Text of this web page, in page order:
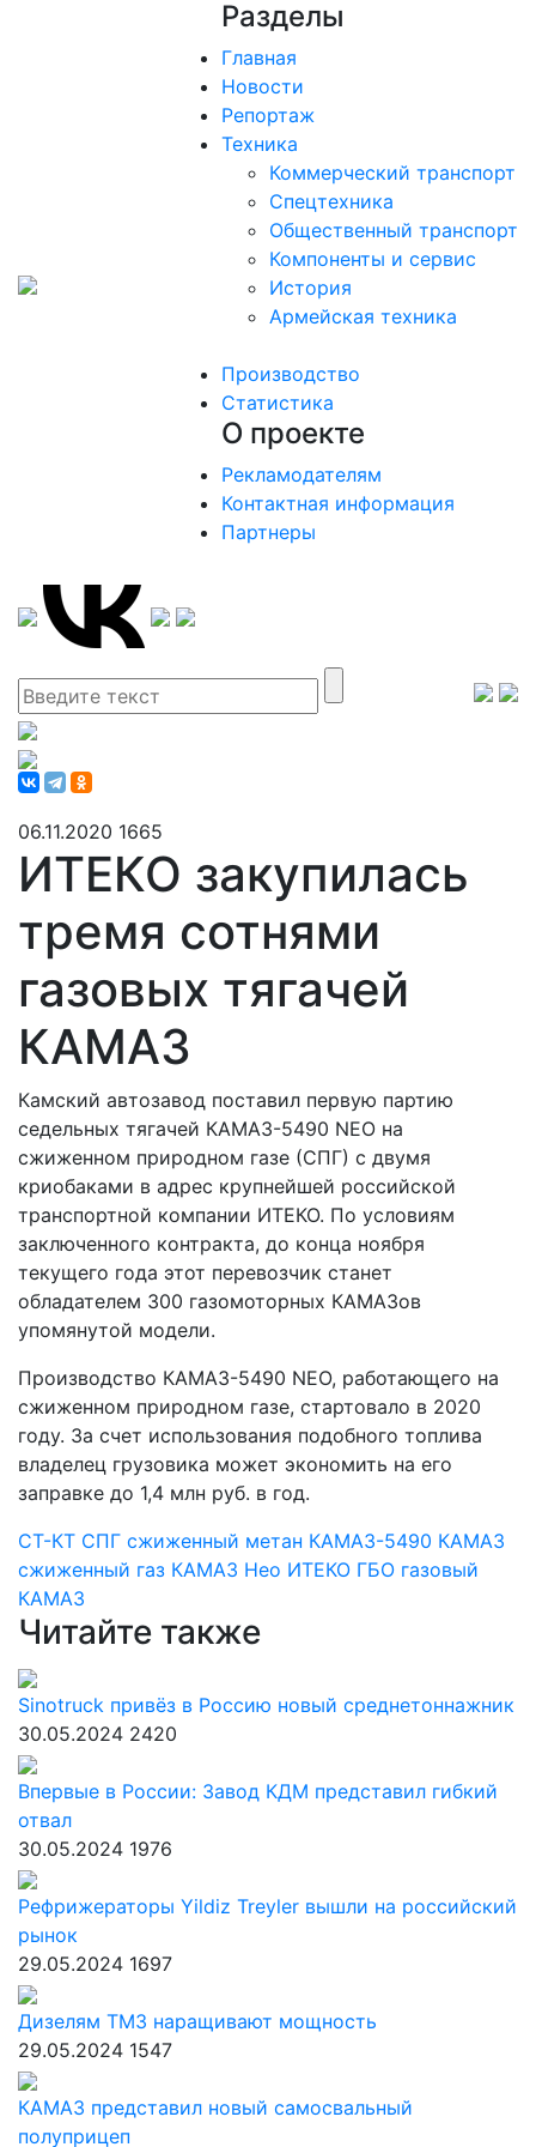
Разделы
Главная
Новости
Репортаж
Техника
Коммерческий транспорт
Спецтехника
Общественный транспорт
Компоненты и сервис
История
Армейская техника
Производство
Статистика
О проекте
Рекламодателям
Контактная информация
Партнеры
06.11.2020 1665
ИТЕКО закупилась
тремя сотнями
газовых тягачей
КАМАЗ
Камский автозавод поставил первую партию
седельных тягачей КАМАЗ-5490 NEO на
сжиженном природном газе (СПГ) с двумя
криобаками в адрес крупнейшей российской
транспортной компании ИТЕКО. По условиям
заключенного контракта, до конца ноября
текущего года этот перевозчик станет
обладателем 300 газомоторных КАМАЗов
упомянутой модели.
Производство КАМАЗ-5490 NEO, работающего на
сжиженном природном газе, стартовало в 2020
году. За счет использования подобного топлива
владелец грузовика может экономить на его
заправке до 1,4 млн руб. в год.
СТ-КТ СПГ сжиженный метан КАМАЗ-5490 КАМАЗ
сжиженный газ КАМАЗ Нео ИТЕКО ГБО газовый
КАМАЗ
Читайте также
Sinotruck привёз в Россию новый среднетоннажник
30.05.2024 2420
Впервые в России: Завод КДМ представил гибкий
отвал
30.05.2024 1976
Рефрижераторы Yildiz Treyler вышли на российский
рынок
29.05.2024 1697
Дизелям ТМЗ наращивают мощность
29.05.2024 1547
КАМАЗ представил новый самосвальный
полуприцеп